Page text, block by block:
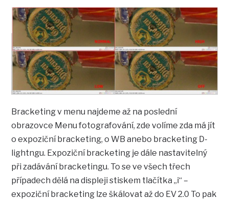
Bracketing v menu najdeme až na poslední
obrazovce Menu fotografování, zde volíme zda má jít
o expoziční bracketing, o WB anebo bracketing D-
lightngu. Expoziční bracketing je dále nastavitelný
při zadávání bracketingu. To se ve všech třech
případech dělá na displeji stiskem tlačítka „i“ –
expoziční bracketing lze škálovat až do EV 2.0 To pak